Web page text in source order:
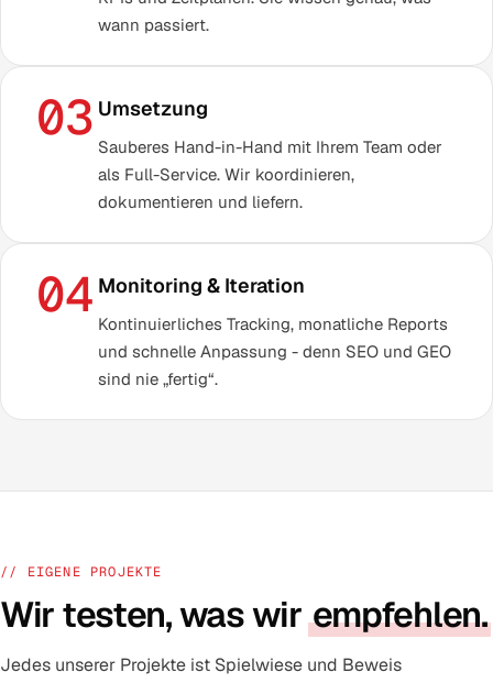
wann passiert.
03 Umsetzung
Sauberes Hand-in-Hand mit Ihrem Team oder
als Full-Service. Wir koordinieren,
dokumentieren und liefern.
04 Monitoring & Iteration
Kontinuierliches Tracking, monatliche Reports
und schnelle Anpassung - denn SEO und GEO
sind nie „fertig“.
// EIGENE PROJEKTE
Wir testen, was wirempfehlen.
Jedes unserer Projekte ist Spielwiese und Beweis